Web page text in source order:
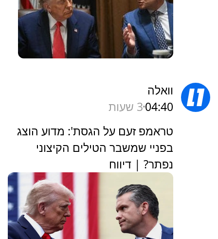
וואלה
04:403 שעות
טראמפ זעם על הגסת': מדוע הוצג
בפניי שמשבר הטילים הקיצוני
נפתר? | דיווח